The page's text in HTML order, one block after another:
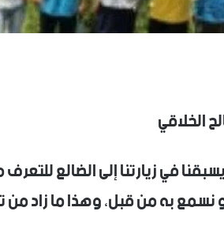
الخلاقي
في زيارتنا إلى الضالع
به من قبل، وهذا ما زاد من